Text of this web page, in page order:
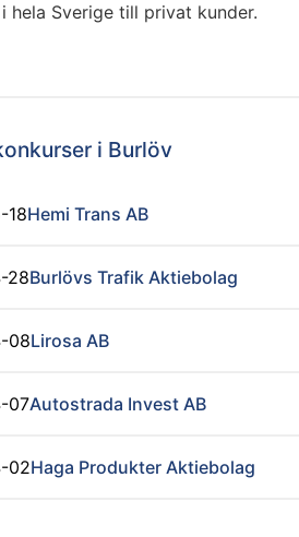
hela Sverige till privat kunder.
i Burlöv
18Hemi Trans AB
28Burlövs Trafik Aktiebolag
08Lirosa AB
07Autostrada Invest AB
02Haga Produkter Aktiebolag